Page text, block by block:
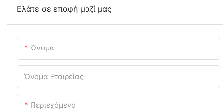
Ελάτε σε επαφή μαζί μας
Όνομα
Όνομα Εταιρείας
Περιεχόμενο